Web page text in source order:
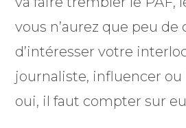
vous n’aurez que peu de
d’intéresser votre
journaliste, influencer
oui, il faut compter sur